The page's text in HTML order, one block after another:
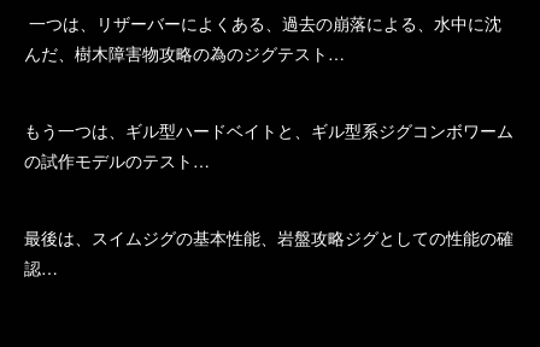
一つは、リザーバーによくある、過去の崩落による、水中に沈
んだ、樹木障害物攻略の為のジグテスト…
もう一つは、ギル型ハードベイトと、ギル型系ジグコンボワーム
の試作モデルのテスト…
最後は、スイムジグの基本性能、岩盤攻略ジグとしての性能の確
認…